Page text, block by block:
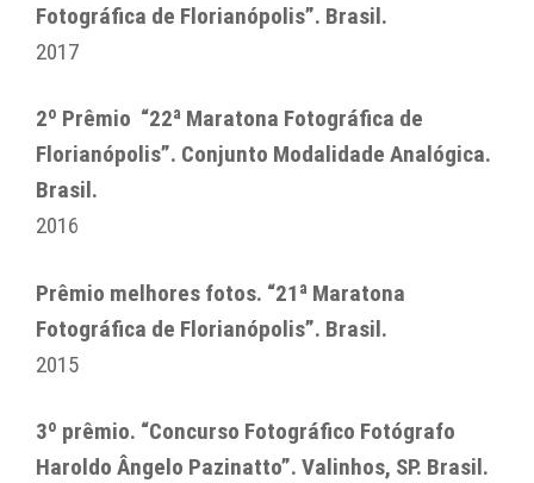
Fotográfica de Florianópolis”​. Brasil.
2017
2º Prêmio “22ª Maratona Fotográfica de
Florianópolis”. Conjunto Modalidade Analógica.
Brasil.
2016
Prêmio melhores fotos. “21ª Maratona
Fotográfica de Florianópolis”​. Brasil.
2015
3º prêmio. “Concurso Fotográfico Fotógrafo
Haroldo Ângelo Pazinatto”. Valinhos, SP. Brasil.